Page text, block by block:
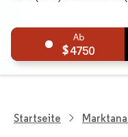
4750
Startseite